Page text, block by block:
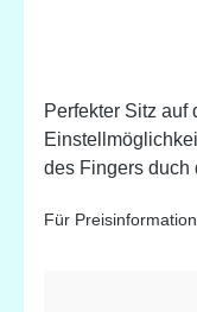
Perfekter Sitz auf
des Fingers duch
Für